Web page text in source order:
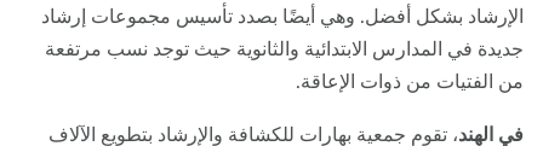
بشكل أفضل. وهي أيضًا بصدد تأسيس مجموعات إرشاد
في المدارس الابتدائية والثانوية حيث توجد نسب مرتفعة
الفتيات من ذوات الإعاقة.
الهند
، تقوم جمعية بهارات للكشافة والإرشاد بتطويع الآلاف